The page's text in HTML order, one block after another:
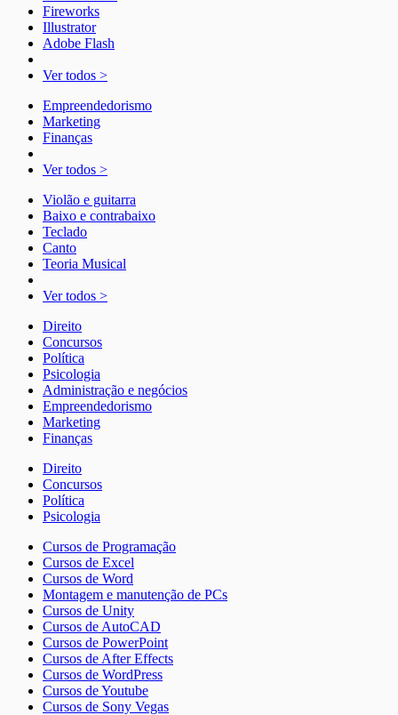
Fireworks
Illustrator
Adobe Flash
Ver todos >
Empreendedorismo
Marketing
Finanças
Ver todos >
Violão e guitarra
Baixo e contrabaixo
Teclado
Canto
Teoria Musical
Ver todos >
Direito
Concursos
Política
Psicologia
Administração e negócios
Empreendedorismo
Marketing
Finanças
Direito
Concursos
Política
Psicologia
Cursos de Programação
Cursos de Excel
Cursos de Word
Montagem e manutenção de PCs
Cursos de Unity
Cursos de AutoCAD
Cursos de PowerPoint
Cursos de After Effects
Cursos de WordPress
Cursos de Youtube
Cursos de Sony Vegas